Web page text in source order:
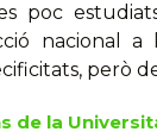
poc
nacional a
però
de la